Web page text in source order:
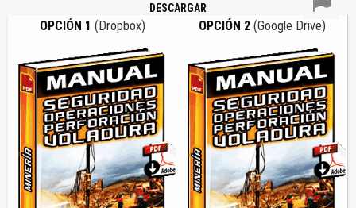
DESCARGAR
OPCIÓN 1 (Dropbox) OPCIÓN 2 (Google Drive)